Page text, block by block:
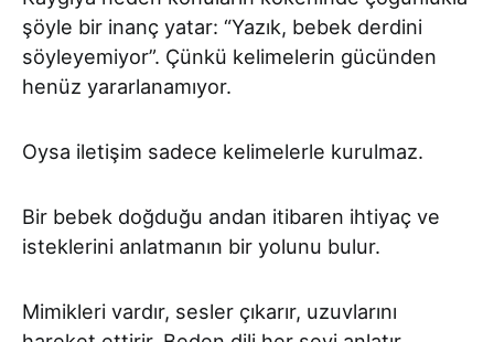
şöyle bir inanç yatar: “Yazık, bebek derdini
söyleyemiyor”. Çünkü kelimelerin gücünden
henüz yararlanamıyor.
Oysa iletişim sadece kelimelerle kurulmaz.
Bir bebek doğduğu andan itibaren ihtiyaç ve
isteklerini anlatmanın bir yolunu bulur.
Mimikleri vardır, sesler çıkarır, uzuvlarını